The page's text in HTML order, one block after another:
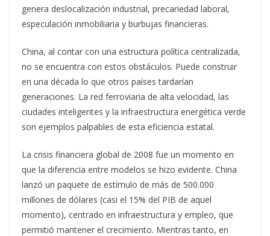
genera deslocalización industrial, precariedad laboral,
especulación inmobiliaria y burbujas financieras.
China, al contar con una estructura política centralizada,
no se encuentra con estos obstáculos. Puede construir
en una década lo que otros países tardarían
generaciones. La red ferroviaria de alta velocidad, las
ciudades inteligentes y la infraestructura energética verde
son ejemplos palpables de esta eficiencia estatal.
La crisis financiera global de 2008 fue un momento en
que la diferencia entre modelos se hizo evidente. China
lanzó un paquete de estímulo de más de 500.000
millones de dólares (casi el 15% del PIB de aquel
momento), centrado en infraestructura y empleo, que
permitió mantener el crecimiento. Mientras tanto, en